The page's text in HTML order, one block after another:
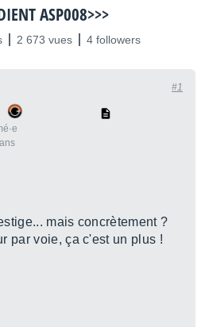
ASP008>>>
2 673 vues 4 followers
#1
mais concrètement ?
par voie, ça c'est un plus !